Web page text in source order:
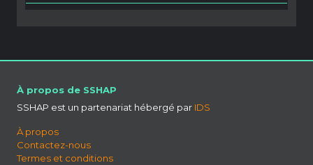
À propos de SSHAP
SSHAP est un partenariat hébergé par IDS
À propos
Contactez-nous
Termes et conditions